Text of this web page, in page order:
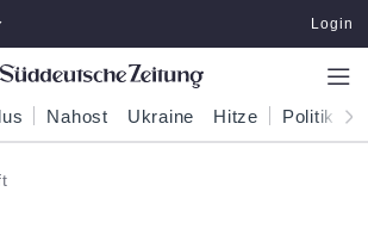
Login
Nahost Ukraine Hitze Politik